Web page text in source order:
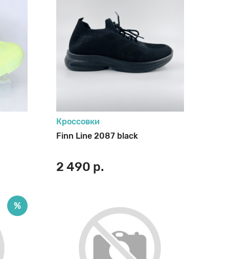
Кроссовки
Finn Line 2087 black
2 490 р.
%